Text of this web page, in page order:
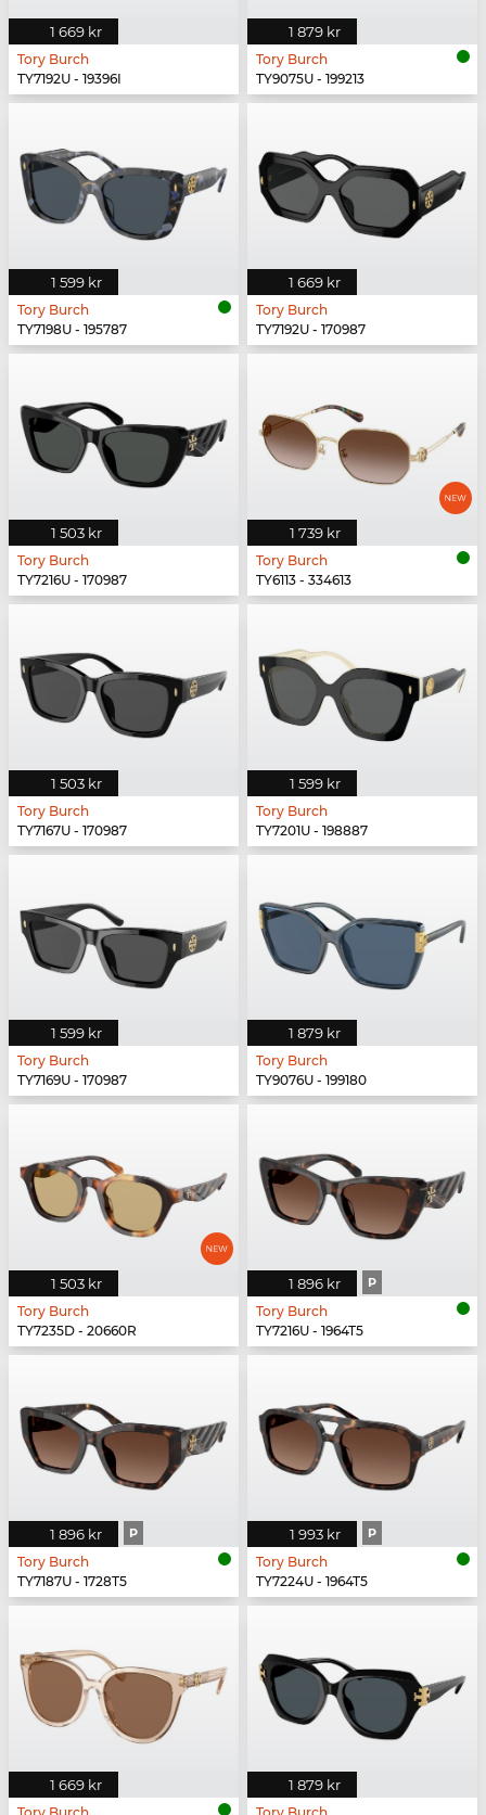
1 669 kr
Tory Burch
TY7192U - 19396I
1 879 kr
Tory Burch
TY9075U - 199213
1 599 kr
Tory Burch
TY7198U - 195787
1 669 kr
Tory Burch
TY7192U - 170987
1 503 kr
Tory Burch
TY7216U - 170987
1 739 kr
Tory Burch
TY6113 - 334613
1 503 kr
Tory Burch
TY7167U - 170987
1 599 kr
Tory Burch
TY7201U - 198887
1 599 kr
Tory Burch
TY7169U - 170987
1 879 kr
Tory Burch
TY9076U - 199180
1 503 kr
Tory Burch
TY7235D - 20660R
1 896 kr P
Tory Burch
TY7216U - 1964T5
1 896 kr P
Tory Burch
TY7187U - 1728T5
1 993 kr P
Tory Burch
TY7224U - 1964T5
1 669 kr 1 879 kr